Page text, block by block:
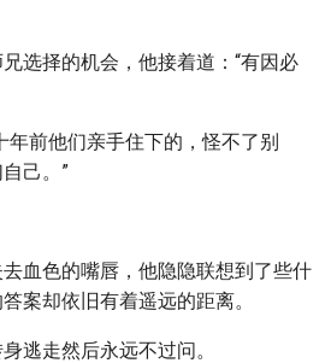
选择的机会，他接着道：“有因必
年前他们亲手住下的，怪不了别
己。”
血色的嘴唇，他隐隐联想到了些什
案却依旧有着遥远的距离。
逃走然后永远不过问。